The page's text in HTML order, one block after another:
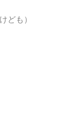
ども）